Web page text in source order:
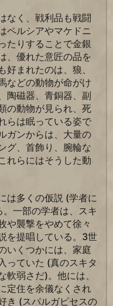
なく、戦利品も戦闘
ペルシアやマケドニ
たりすることで金銀
、優れた意匠の品を
まれたのは、狼、
などの動物が命がけ
陶磁器、青銅器、副
の動物が見られ、死
らは眠っている姿で
ガンからは、大量の
グ、首飾り、腕輪な
れらにはそうした動
は多くの仮説 (学者に
一部の学者は、スキ
や襲撃をやめて徐々
を提唱している。3世
いくつかには、家庭
っていた (真のスキタ
弱さだ)。他には、
定住を余儀なくされ
き (スパルガピセスの